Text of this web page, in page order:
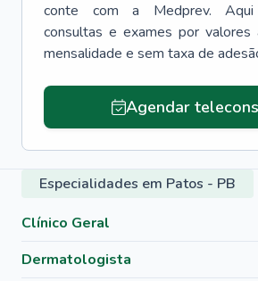
conte com a Medprev. Aqui
consultas e exames por valores
mensalidade e sem taxa de
Agendar
Especialidades em Patos - PB
Clínico Geral
Dermatologista